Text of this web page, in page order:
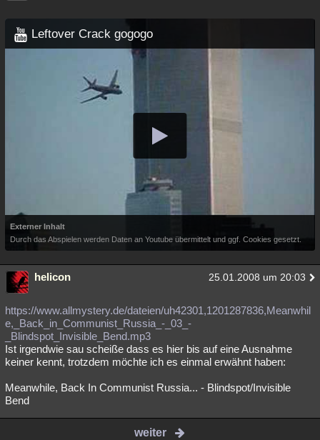
Leftover Crack gogogo
Externer Inhalt
Durch das Abspielen werden Daten an Youtube übermittelt und ggf. Cookies gesetzt.
helicon 25.01.2008 um 20:03
https://www.allmystery.de/dateien/uh42301,1201287836,Meanwhil
e,_Back_in_Communist_Russia_-_03_-
_Blindspot_Invisible_Bend.mp3
Ist irgendwie sau scheiße dass es hier bis auf eine Ausnahme
keiner kennt, trotzdem möchte ich es einmal erwähnt haben:
Meanwhile, Back In Communist Russia... - Blindspot/Invisible
Bend
weiter